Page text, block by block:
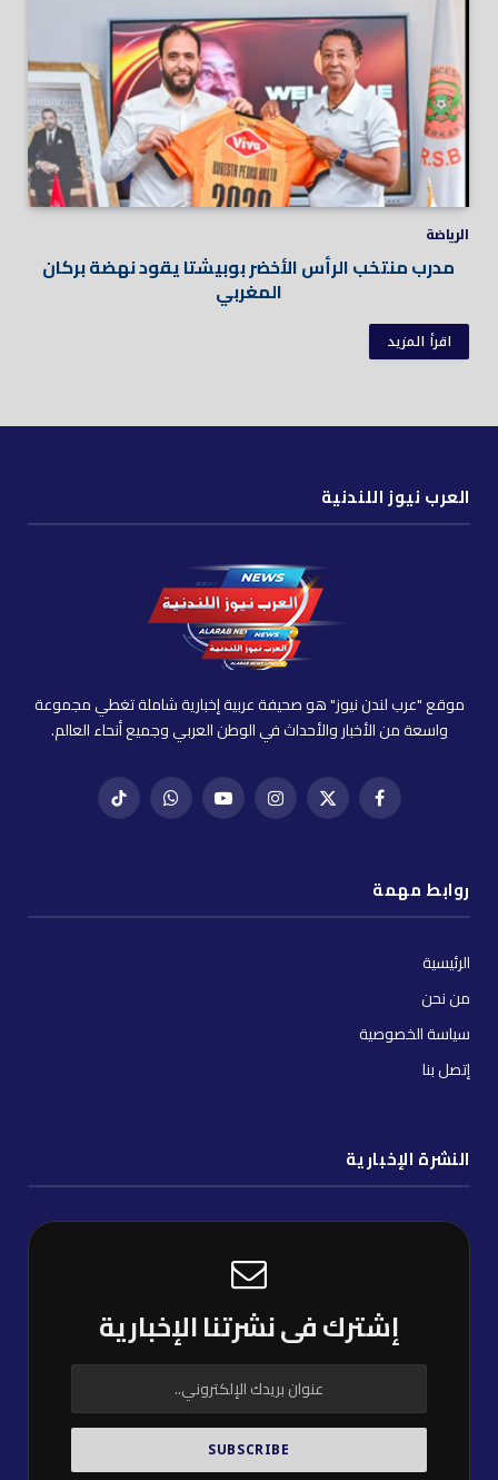
الرياضة
مدرب منتخب الرأس الأخضر بوبيشتا يقود نهضة بركان
المغربي
اقرأ المزيد
العرب نيوز اللندنية
موقع "عرب لندن نيوز" هو صحيفة عربية إخبارية شاملة تغطي مجموعة
واسعة من الأخبار والأحداث في الوطن العربي وجميع أنحاء العالم.
فيسبوكX
إنستغراميوتيوب واتساب تيك
روابط مهمة
الرئيسية
من نحن
سياسة الخصوصية
إتصل بنا
النشرة الإخبارية
إشترك فى نشرتنا الإخبارية